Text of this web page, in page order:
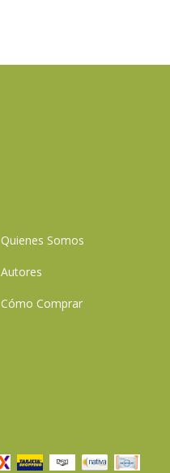
Quienes Somos
Autores
Cómo Comprar